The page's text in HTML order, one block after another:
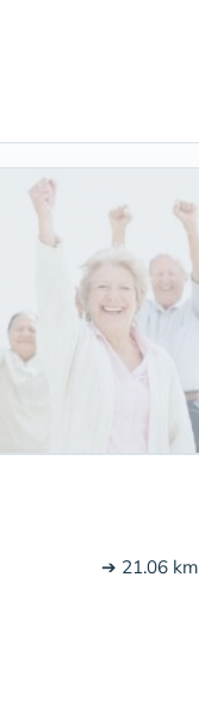
➔ 21.06 km